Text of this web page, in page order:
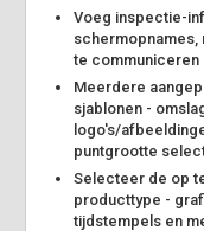
Voeg inspectie-
schermopnames,
te communiceren
Meerdere
sjablonen -
logo's/
puntgrootte
Selecteer de op
producttype -
tijdstempels en